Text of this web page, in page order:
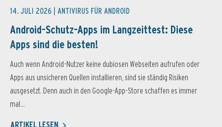
14. JULI 2026 | ANTIVIRUS FÜR ANDROID
Android-Schutz-Apps im Langzeittest: Diese
Apps sind die besten!
Auch wenn Android-Nutzer keine dubiosen Webseiten aufrufen oder
Apps aus unsicheren Quellen installieren, sind sie ständig Risiken
ausgesetzt. Denn auch in den Google-App-Store schaffen es immer
mal...
ARTIKEL LESEN